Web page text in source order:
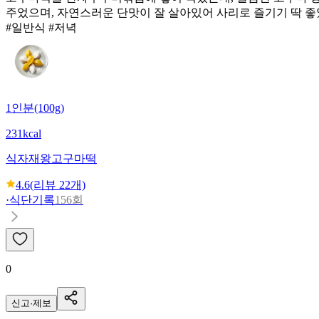
주었으며, 자연스러운 단맛이 잘 살아있어 사리로 즐기기 딱 좋
#일반식 #저녁
1인분(100g)
231kcal
식자재왕고구마떡
4.6(리뷰 22개)
·식단기록156회
0
신고·제보